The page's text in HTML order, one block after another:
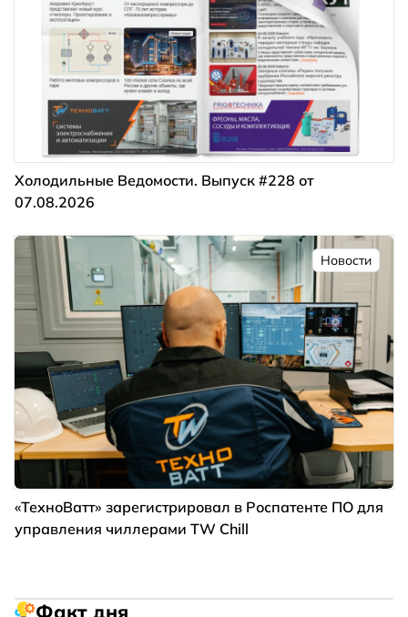
Холодильные Ведомости. Выпуск #228 от
07.08.2026
Новости
«ТехноВатт» зарегистрировал в Роспатенте ПО для
управления чиллерами TW Chill
Факт дня